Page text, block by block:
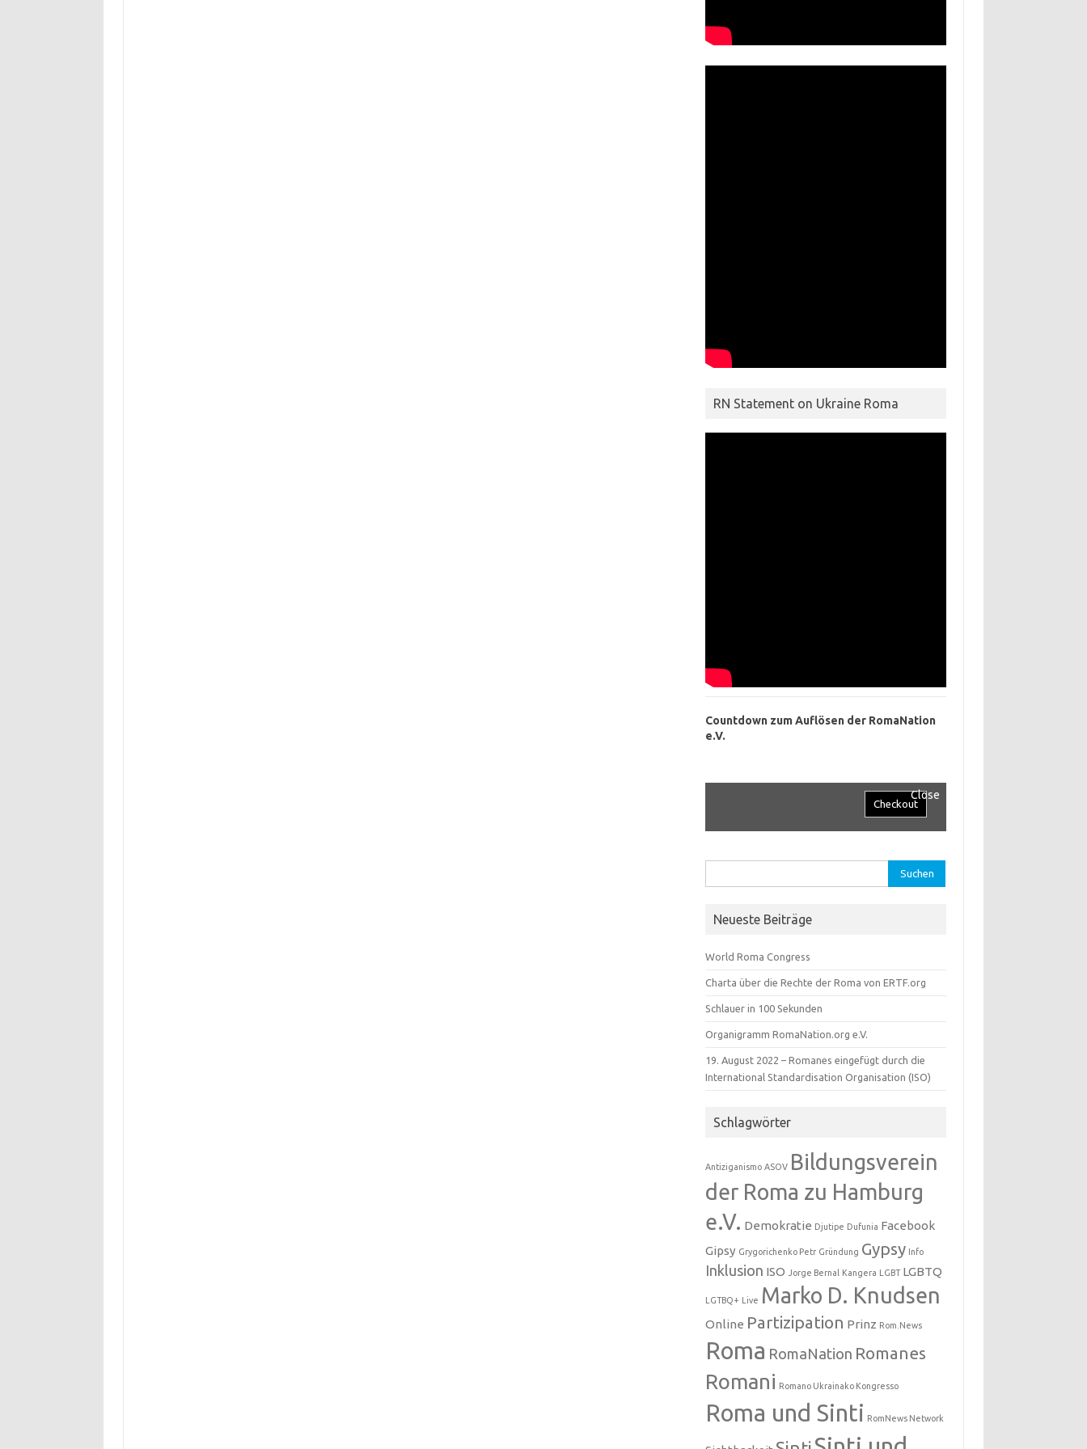
RN Statement on Ukraine Roma
Countdown zum Auflösen der RomaNation
e.V.
Close
nach:
Neueste Beiträge
World Roma Congress
Charta über die Rechte der Roma von ERTF.org
Schlauer in 100 Sekunden
Organigramm RomaNation.org e.V.
19. August 2022 – Romanes eingefügt durch die
International Standardisation Organisation (ISO)
Schlagwörter
Antiziganismo ASOV Bildungsverein
der Roma zu Hamburg
e.V. Demokratie Djutipe Dufunia Facebook
Gipsy Grygorichenko Petr Gründung Gypsy Info
Inklusion ISO Jorge Bernal Kangera LGBT LGBTQ
LGTBQ+ Live Marko D. Knudsen
Online Partizipation Prinz Rom.News
Roma RomaNation Romanes
Romani Romano Ukrainako Kongresso
Roma und Sinti RomNews Network